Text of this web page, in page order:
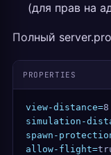
(для прав на
Полный
PROPERTIES
view-distance=8
simulation-
spawn-
allow-flight=